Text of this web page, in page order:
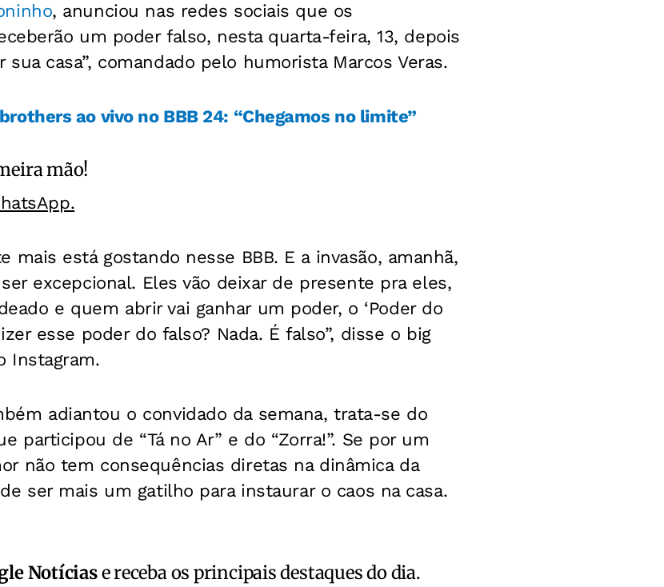
, anunciou nas redes sociais que os
um poder falso, nesta quarta-feira, 13, depois
sua casa”, comandado pelo humorista Marcos Veras.
ao vivo no BBB 24: “Chegamos no limite”
mão!
mais está gostando nesse BBB. E a invasão, amanhã,
excepcional. Eles vão deixar de presente pra eles,
e quem abrir vai ganhar um poder, o ‘Poder do
esse poder do falso? Nada. É falso”, disse o big
Instagram.
adiantou o convidado da semana, trata-se do
participou de “Tá no Ar” e do “Zorra!”. Se por um
não tem consequências diretas na dinâmica da
ser mais um gatilho para instaurar o caos na casa.
Notíciase receba os principais destaques do dia.